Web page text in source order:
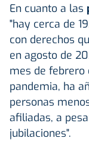
En cuanto a las
"hay cerca de
con derechos
en agosto de
mes de febrero
pandemia, ha
personas
afiliadas, a
jubilaciones".